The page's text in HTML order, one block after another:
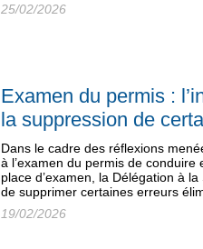
25/02/2026
Examen du permis :
la suppression de
Dans le cadre des réflexions
à l’examen du permis de conduire
place d’examen, la Délégation à
de supprimer certaines erreurs
19/02/2026